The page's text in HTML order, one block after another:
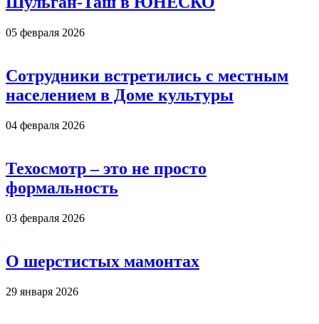
05 февраля 2026
Сотрудники встретились с местным
населением в Доме культуры
04 февраля 2026
Техосмотр – это не просто
формальность
03 февраля 2026
О шерстистых мамонтах
29 января 2026